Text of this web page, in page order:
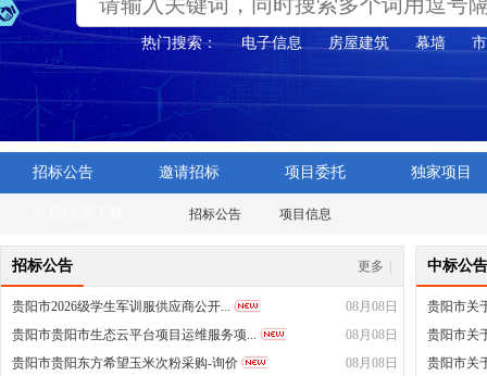
热门搜索： 电子信息 房屋建筑 幕墙
招标公告 邀请招标 项目委托 独家项目
招标公告 项目信息
招标公告 更多
贵阳市2026级学生军训服供应商公开...
08月08日
贵阳市贵阳市生态云平台项目运维服务项...
08月08日
贵阳市贵阳东方希望玉米次粉采购-询价
08月08日
中标公告
贵阳市关
贵阳市关
贵阳市关